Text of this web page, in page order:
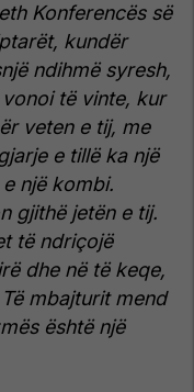
Konferencës së
kundër
ndihmë syresh,
të vinte, kur
veten e tij, me
e tillë ka një
një kombi.
gjithë jetën e tij.
të ndriçojë
dhe në të keqe,
mbajturit mend
është një